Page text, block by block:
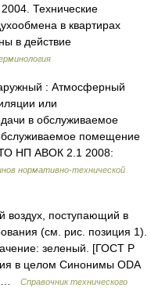
Технические
в квартирах
в действие
: Атмосферный
или
в обслуживаемое
помещение
НП АВОК 2.1 2008:
нормативно-технической
поступающий в
(см. рис. позиция 1).
зеленый. [ГОСТ Р
в целом Синонимы ODA
…
Справочник технического